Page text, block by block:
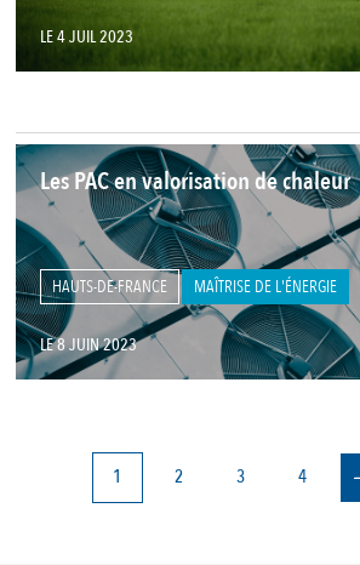
LE 4 JUIL 2023
Les PAC en valorisation de chaleur
HAUTS-DE-FRANCE MAÎTRISE DE L'ÉNERGIE
LE 8 JUIN 2023
PAGINATIONPage
courante
1 Page
2 Page
3 Page
4